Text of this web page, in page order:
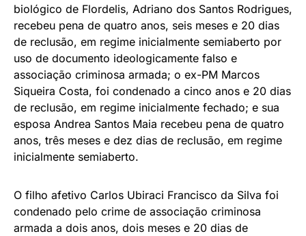
biológico de Flordelis, Adriano dos Santos Rodrigues,
recebeu pena de quatro anos, seis meses e 20 dias
de reclusão, em regime inicialmente semiaberto por
uso de documento ideologicamente falso e
associação criminosa armada; o ex-PM Marcos
Siqueira Costa, foi condenado a cinco anos e 20 dias
de reclusão, em regime inicialmente fechado; e sua
esposa Andrea Santos Maia recebeu pena de quatro
anos, três meses e dez dias de reclusão, em regime
inicialmente semiaberto.
O filho afetivo Carlos Ubiraci Francisco da Silva foi
condenado pelo crime de associação criminosa
armada a dois anos, dois meses e 20 dias de